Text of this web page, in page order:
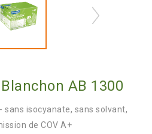
AB 1300
sans isocyanate, sans solvant,
de COV A+